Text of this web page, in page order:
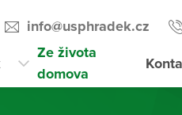
info@usphradek.cz
Ze života
domova